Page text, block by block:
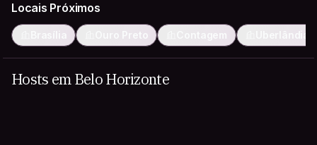
Locais Próximos
Brasília Ouro Preto Contagem Uberlândia
Hosts em Belo Horizonte